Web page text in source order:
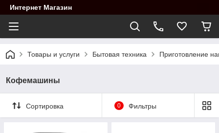
Интернет Магазин
Товары и услуги Бытовая техника Приготовление
Кофемашины
Сортировка 0 Фильтры